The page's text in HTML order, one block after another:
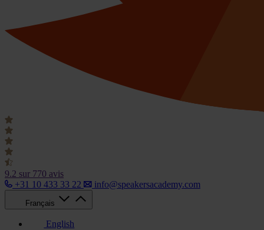
9.2 sur 770 avis
+31 10 433 33 22
info@speakersacademy.com
Français
English